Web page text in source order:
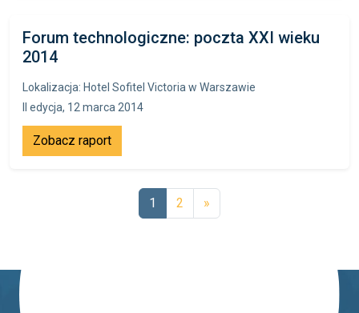
Forum technologiczne: poczta XXI wieku
2014
Lokalizacja: Hotel Sofitel Victoria w Warszawie
II edycja, 12 marca 2014
Zobacz raport
1 2 »